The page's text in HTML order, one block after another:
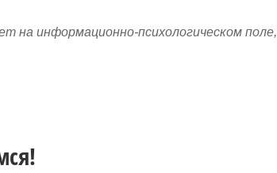
на информационно-психологическом
"Мама, у нас восстание!": На